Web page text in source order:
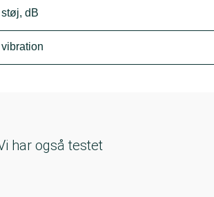
dB
har også testet